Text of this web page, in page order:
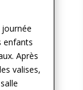
enfants
Après
valises,